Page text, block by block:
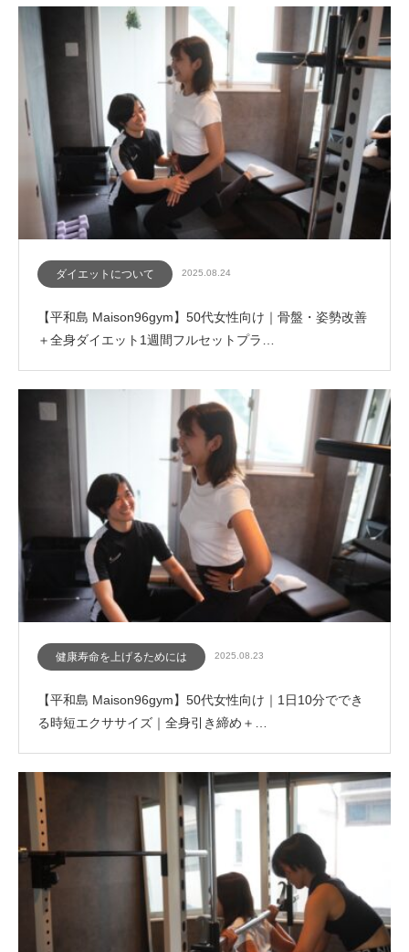
ダイエットについて 2025.08.24
【平和島 Maison96gym】50代女性向け｜骨盤・姿勢改善
＋全身ダイエット1週間フルセットプラ…
健康寿命を上げるためには 2025.08.23
【平和島 Maison96gym】50代女性向け｜1日10分ででき
る時短エクササイズ｜全身引き締め＋…